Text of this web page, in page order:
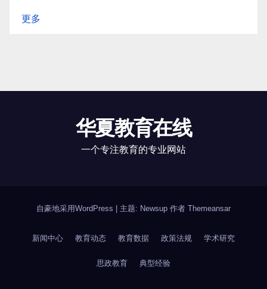
更多
华夏教育在线
一个专注教育的专业网站
自豪地采用WordPress 主题: Newsup 作者 Themeansar
新闻中心 教育动态 教育数据 政策法规 学术研究
思政教育 典型经验